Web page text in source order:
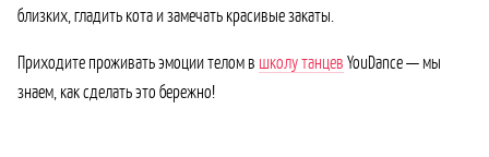
близких, гладить кота и замечать красивые закаты.
Приходите проживать эмоции телом в школу танцев YouDance — мы
знаем, как сделать это бережно!